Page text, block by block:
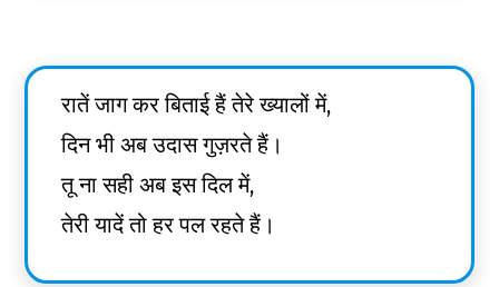
रातें जाग कर बिताई हैं तेरे ख्यालों में,
दिन भी अब उदास गुज़रते हैं।
तू ना सही अब इस दिल में,
तेरी यादें तो हर पल रहते हैं।